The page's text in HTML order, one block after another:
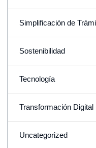
Simplificación de
Sostenibilidad
Tecnología
Transformación Digital
Uncategorized